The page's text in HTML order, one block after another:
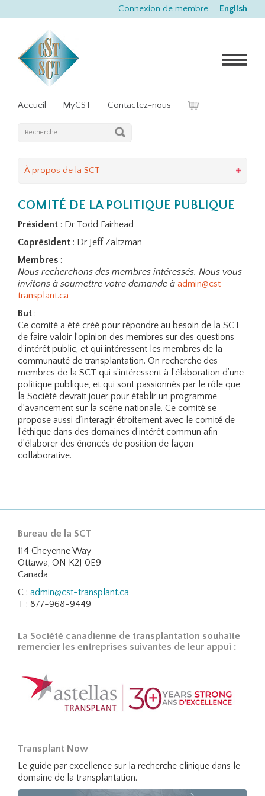
Connexion de membre English
Accueil MyCST Contactez-nous
À propos de la SCT
COMITÉ DE LA POLITIQUE PUBLIQUE
Président : Dr Todd Fairhead
Coprésident : Dr Jeff Zaltzman
Membres :
Nous recherchons des membres intéressés. Nous vous
invitons à soumettre votre demande à admin@cst-
transplant.ca
But :
Ce comité a été créé pour répondre au besoin de la SCT
de faire valoir l’opinion des membres sur des questions
d’intérêt public, et qui intéressent les membres de la
communauté de transplantation. On recherche des
membres de la SCT qui s’intéressent à l’élaboration d’une
politique publique, et qui sont passionnés par le rôle que
la Société devrait jouer pour établir un programme
d’avancement sur la scène nationale. Ce comité se
propose aussi d’interagir étroitement avec le comité de
l’éthique dans des domaines d’intérêt commun afin
d’élaborer des énoncés de position de façon
collaborative.
Bureau de la SCT
114 Cheyenne Way
Ottawa, ON K2J 0E9
Canada
C : admin@cst-transplant.ca
T : 877-968-9449
La Société canadienne de transplantation souhaite
remercier les entreprises suivantes de leur appui :
Transplant Now
Le guide par excellence sur la recherche clinique dans le
domaine de la transplantation.